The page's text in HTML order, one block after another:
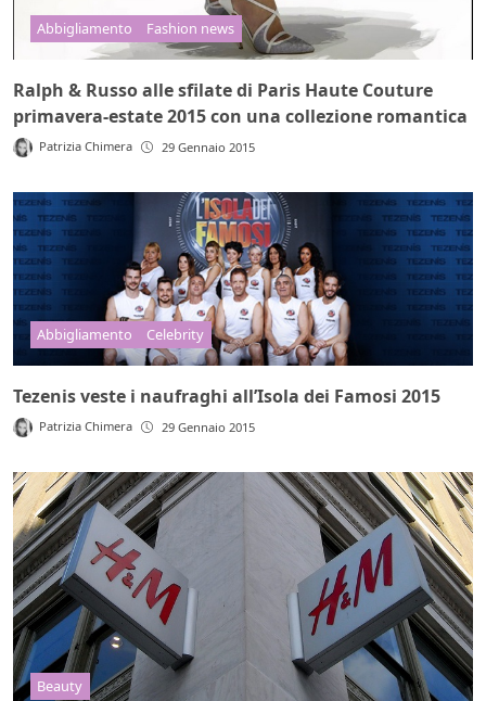
Abbigliamento Fashion news
Ralph & Russo alle sfilate di Paris Haute Couture
primavera-estate 2015 con una collezione romantica
Patrizia Chimera 29 Gennaio 2015
Abbigliamento Celebrity
Tezenis veste i naufraghi all’Isola dei Famosi 2015
Patrizia Chimera 29 Gennaio 2015
Beauty